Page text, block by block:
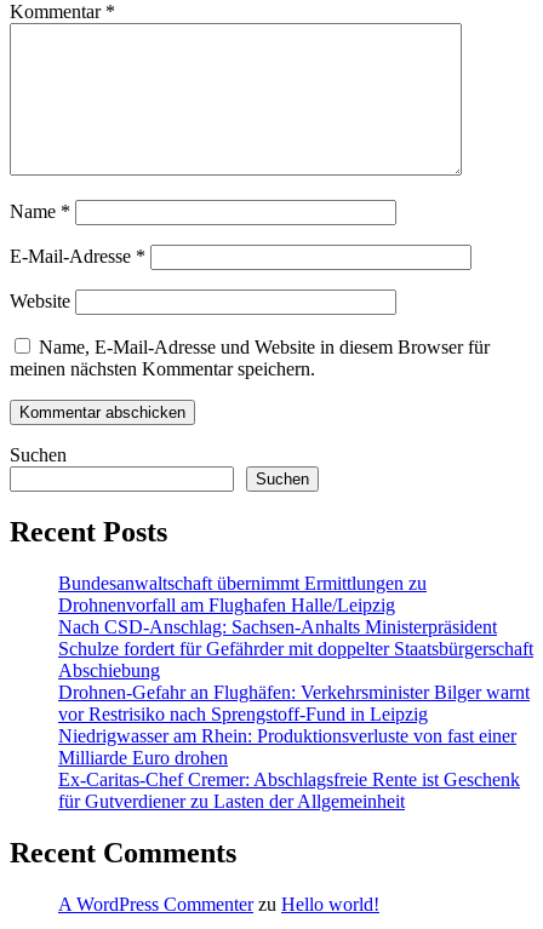
Kommentar *
Name *
E-Mail-Adresse *
Website
Name, E-Mail-Adresse und Website in diesem Browser für
meinen nächsten Kommentar speichern.
Suchen
Suchen
Recent Posts
Bundesanwaltschaft übernimmt Ermittlungen zu
Drohnenvorfall am Flughafen Halle/Leipzig
Nach CSD-Anschlag: Sachsen-Anhalts Ministerpräsident
Schulze fordert für Gefährder mit doppelter Staatsbürgerschaft
Abschiebung
Drohnen-Gefahr an Flughäfen: Verkehrsminister Bilger warnt
vor Restrisiko nach Sprengstoff-Fund in Leipzig
Niedrigwasser am Rhein: Produktionsverluste von fast einer
Milliarde Euro drohen
Ex-Caritas-Chef Cremer: Abschlagsfreie Rente ist Geschenk
für Gutverdiener zu Lasten der Allgemeinheit
Recent Comments
A WordPress Commenterzu Hello world!